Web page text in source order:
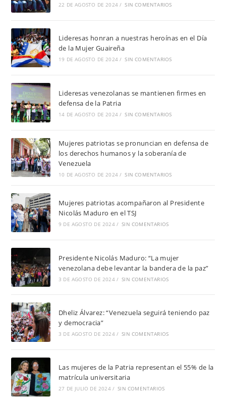
22 DE AGOSTO DE 2024 / SIN COMENTARIOS
Lideresas honran a nuestras heroínas en el Día
de la Mujer Guaireña
19 DE AGOSTO DE 2024 / SIN COMENTARIOS
Lideresas venezolanas se mantienen firmes en
defensa de la Patria
14 DE AGOSTO DE 2024 / SIN COMENTARIOS
Mujeres patriotas se pronuncian en defensa de
los derechos humanos y la soberanía de
Venezuela
10 DE AGOSTO DE 2024 / SIN COMENTARIOS
Mujeres patriotas acompañaron al Presidente
Nicolás Maduro en el TSJ
9 DE AGOSTO DE 2024 / SIN COMENTARIOS
Presidente Nicolás Maduro: “La mujer
venezolana debe levantar la bandera de la paz”
3 DE AGOSTO DE 2024 / SIN COMENTARIOS
Dheliz Álvarez: “Venezuela seguirá teniendo paz
y democracia”
3 DE AGOSTO DE 2024 / SIN COMENTARIOS
Las mujeres de la Patria representan el 55% de la
matrícula universitaria
27 DE JULIO DE 2024 / SIN COMENTARIOS